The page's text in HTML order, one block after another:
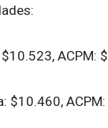
ACPM:
$10.460,